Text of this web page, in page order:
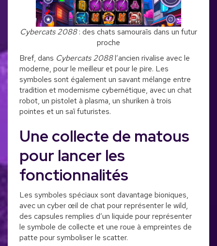
Cybercats 2088: des chats samouraïs dans un futur
proche
Bref, dans Cybercats 2088l’ancien rivalise avec le
moderne, pour le meilleur et pour le pire. Les
symboles sont également un savant mélange entre
tradition et modernisme cybernétique, avec un chat
robot, un pistolet à plasma, un shuriken à trois
pointes et un saï futuristes.
Une collecte de matous
pour lancer les
fonctionnalités
Les symboles spéciaux sont davantage bioniques,
avec un cyber œil de chat pour représenter le wild,
des capsules remplies d’un liquide pour représenter
le symbole de collecte et une roue à empreintes de
patte pour symboliser le scatter.